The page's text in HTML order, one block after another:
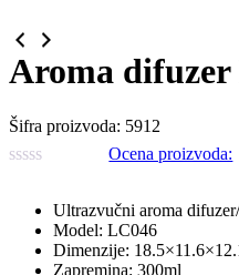
Aroma difuzer
Šifra proizvoda: 5912
Ocena proizvoda:
Ultrazvučni aroma
Model: LC046
Dimenzije:
Zapremina: 300ml